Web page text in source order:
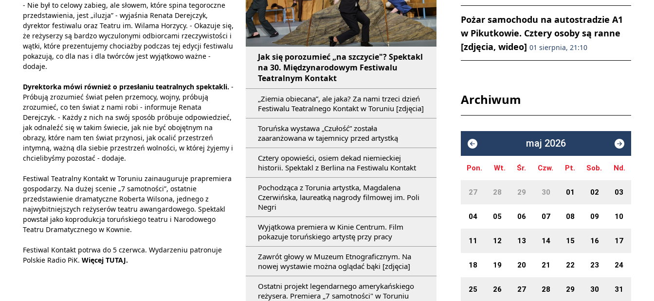
Jak się porozumieć „na szczycie"? Spektakl
na 30. Międzynarodowym Festiwalu
Teatralnym Kontakt
„Ziemia obiecana”, ale jaka? Za nami trzeci dzień
Festiwalu Teatralnego Kontakt w Toruniu [zdjęcia]
Toruńska wystawa „Czułość” została
zaaranżowana w tajemnicy przed artystką
Cztery opowieści, osiem dekad niemieckiej
historii. Spektakl z Berlina na Festiwalu Kontakt
Pochodząca z Torunia artystka, Magdalena
Czerwińska, laureatką nagrody filmowej im. Poli
Negri
Wyjątkowa premiera w Kinie Centrum. Film
pokazuje toruńskiego artystę przy pracy
Zawrót głowy w Muzeum Etnograficznym. Na
nowej wystawie można oglądać bąki [zdjęcia]
Ostatni projekt legendarnego amerykańskiego
reżysera. Premiera „7 samotności" w Toruniu
- Nie był to celowy zabieg, ale słowem, które spina tegoroczne
przedstawienia, jest „iluzja” - wyjaśnia Renata Derejczyk,
dyrektor festiwalu oraz Teatru im. Wilama Horzycy. - Okazuje się,
że reżyserzy są bardzo wyczulonymi odbiorcami rzeczywistości i
wątki, które prezentujemy chociażby podczas tej edycji festiwalu
pokazują, co dla nas i dla twórców jest wyjątkowo ważne -
dodaje.
Dyrektorka mówi również o przesłaniu teatralnych spektakli. -
Próbują zrozumieć świat pełen przemocy, wojny, próbują
zrozumieć, co ten świat z nami robi - informuje Renata
Derejczyk. - Każdy z nich na swój sposób próbuje odpowiedzieć,
jak odnaleźć się w takim świecie, jak nie być obojętnym na
obrazy, które nam ten świat przynosi, jak ocalić przestrzeń
intymną, ważną dla siebie przestrzeń wolności, w której żyjemy i
chcielibyśmy pozostać - dodaje.
Festiwal Teatralny Kontakt w Toruniu zainauguruje prapremiera
gospodarzy. Na dużej scenie „7 samotności”, ostatnie
przedstawienie dramatyczne Roberta Wilsona, jednego z
najwybitniejszych reżyserów teatru awangardowego. Spektakl
powstał jako koprodukcja toruńskiego teatru i Narodowego
Teatru Dramatycznego w Kownie.
Festiwal Kontakt potrwa do 5 czerwca. Wydarzeniu patronuje
Polskie Radio PiK. Więcej TUTAJ.
Pożar samochodu na autostradzie A1
w Pikutkowie. Cztery osoby są ranne
[zdjęcia, wideo] 01 sierpnia, 21:10
Archiwum
maj 2026
Pon. Wt. Śr. Czw. Pt. Sob. Nd.
27 28 29 30 01 02 03
04 05 06 07 08 09 10
11 12 13 14 15 16 17
18 19 20 21 22 23 24
25 26 27 28 29 30 31